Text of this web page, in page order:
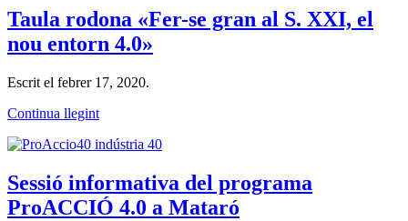
Taula rodona «Fer-se gran al S. XXI, el
nou entorn 4.0»
Escrit el febrer 17, 2020.
Continua llegint
Sessió informativa del programa
ProACCIÓ 4.0 a Mataró